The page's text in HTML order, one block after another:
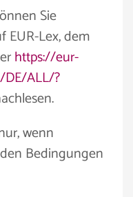
Sie
EUR-Lex, dem
https://eur-
ALL/?
wenn
Bedingungen